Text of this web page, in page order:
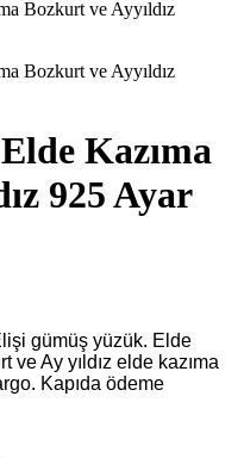
Kazıma
925 Ayar
gümüş yüzük. Elde
ve Ay yıldız elde kazıma
Kapıda ödeme